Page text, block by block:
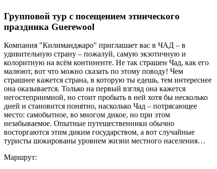
Групповой тур с посещением этнического
праздника Guerewool
Компания "Килиманджаро" приглашает вас в ЧАД – в
удивительную страну – пожалуй, самую экзотичную и
колоритную на всём континенте. Не так страшен Чад, как его
малюют, вот что можно сказать по этому поводу! Чем
страшнее кажется страна, в которую ты едешь, тем интереснее
она оказывается. Только на первый взгляд она кажется
негостеприимной, но стоит пробыть в ней хотя бы несколько
дней и становится понятно, насколько Чад – потрясающее
место: самобытное, во многом дикое, но при этом
незабываемое. Опытные путешественники обычно
восторгаются этим диким государством, а вот случайные
туристы шокированы уровнем жизни местного населения…
Маршрут: